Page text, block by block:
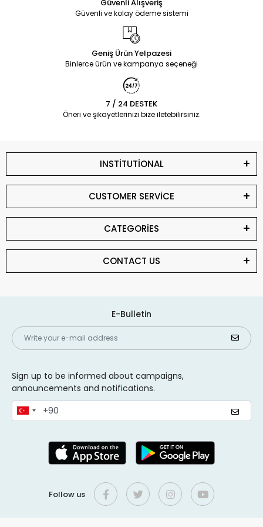
Güvenli Alışveriş
Güvenli ve kolay ödeme sistemi
Geniş Ürün Yelpazesi
Binlerce ürün ve kampanya seçeneği
7 / 24 DESTEK
Öneri ve şikayetlerinizi bize iletebilirsiniz.
INSTİTUTİONAL
CUSTOMER SERVİCE
CATEGORİES
CONTACT US
E-Bulletin
Sign up to be informed about campaigns,
announcements and notifications.
Follow us